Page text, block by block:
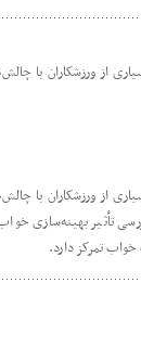
از ورزشکاران با
از ورزشکاران با
تأثیر بهینه‌سازی
تمرکز دارد.